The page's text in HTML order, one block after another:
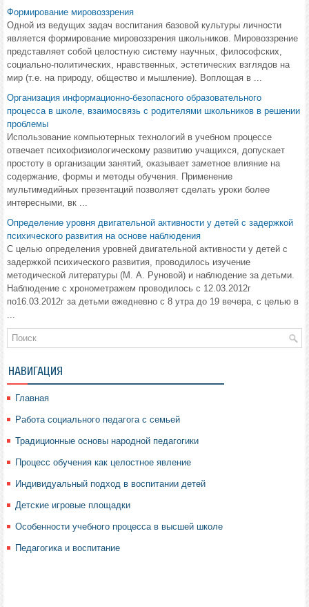
Формирование мировоззрения
Одной из ведущих задач воспитания базовой культуры личности
является формирование мировоззрения школьников. Мировоззрение
представляет собой целостную систему научных, философских,
социально-политических, нравственных, эстетических взглядов на
мир (т.е. на природу, общество и мышление). Воплощая в ...
Организация информационно-безопасного образовательного
процесса в школе, взаимосвязь с родителями школьников в решении
проблемы
Использование компьютерных технологий в учебном процессе
отвечает психофизиологическому развитию учащихся, допускает
простоту в организации занятий, оказывает заметное влияние на
содержание, формы и методы обучения. Применение
мультимедийных презентаций позволяет сделать уроки более
интересными, вк ...
Определение уровня двигательной активности у детей с задержкой
психического развития на основе наблюдения
С целью определения уровней двигательной активности у детей с
задержкой психического развития, проводилось изучение
методической литературы (М. А. Руновой) и наблюдение за детьми.
Наблюдение с хронометражем проводилось с 12.03.2012г
по16.03.2012г за детьми ежедневно с 8 утра до 19 вечера, с целью в
...
НАВИГАЦИЯ
Главная
Работа социального педагога с семьей
Традиционные основы народной педагогики
Процесс обучения как целостное явление
Индивидуальный подход в воспитании детей
Детские игровые площадки
Особенности учебного процесса в высшей школе
Педагогика и воспитание